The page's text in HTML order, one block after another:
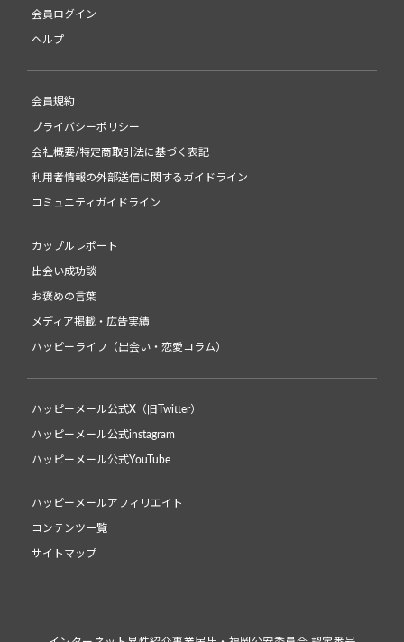
会員ログイン
ヘルプ
会員規約
プライバシーポリシー
会社概要/特定商取引法に基づく表記
利用者情報の外部送信に関するガイドライン
コミュニティガイドライン
カップルレポート
出会い成功談
お褒めの言葉
メディア掲載・広告実績
ハッピーライフ（出会い・恋愛コラム）
ハッピーメール公式X（旧Twitter）
ハッピーメール公式instagram
ハッピーメール公式YouTube
ハッピーメールアフィリエイト
コンテンツ一覧
サイトマップ